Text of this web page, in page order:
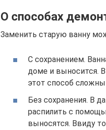
О способах
Заменить старую ванну
С сохранением.
доме и выносится.
этот способ
Без сохранения. В
распилить с
выносятся. Ввиду